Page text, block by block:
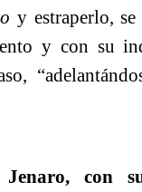
y estraperlo, se
y con su
con